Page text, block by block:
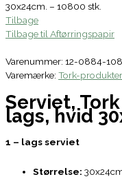
30x24cm. – 10800 stk.
Tilbage
Tilbage til Aftørringspapir
Varenummer: 12-0884-
Varemærke: Tork-produkter
Serviet,
lags, hvid
1 – lags serviet
Størrelse: